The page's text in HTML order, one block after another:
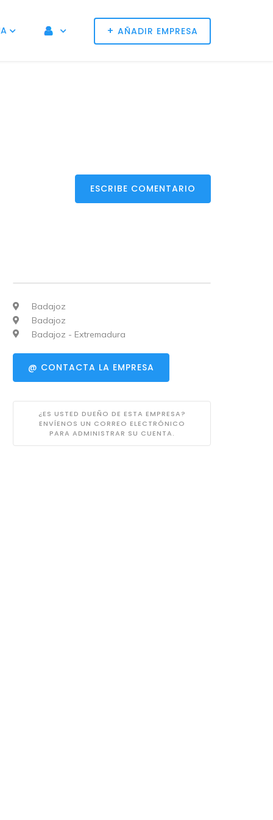
+ AÑADIR EMPRESA
ESCRIBE COMENTARIO
Badajoz
Badajoz
Badajoz - Extremadura
@ CONTACTA LA EMPRESA
¿ES USTED DUEÑO DE ESTA EMPRESA?
ENVÍENOS UN CORREO ELECTRÓNICO
PARA ADMINISTRAR SU CUENTA.